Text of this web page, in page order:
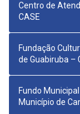
Centro de
CASE
Fundação
de Guabiruba –
Fundo
Município de